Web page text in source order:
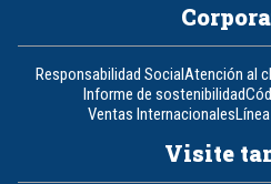
Responsabilidad SocialAtención al
Informe de sostenibilidad
Ventas Internacionales
Visite